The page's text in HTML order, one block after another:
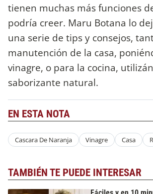
tienen muchas más funciones
podría creer. Maru Botana lo
una serie de tips y consejos,
manutención de la casa,
vinagre, o para la cocina,
saborizante natural.
EN ESTA NOTA
Cascara De Naranja Vinagre Casa
TAMBIÉN TE PUEDE INTERESAR